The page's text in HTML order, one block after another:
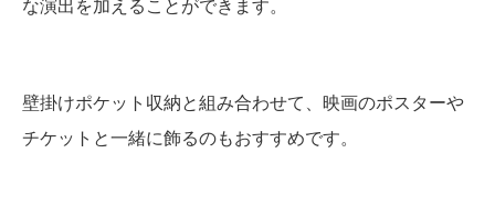
な演出を加えることができます。
壁掛けポケット収納と組み合わせて、映画のポスターや
チケットと一緒に飾るのもおすすめです。